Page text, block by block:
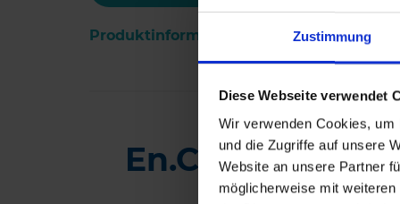
Zustimmung
Diese Webseite verwendet
Wir verwenden Cookies,
und die Zugriffe auf unsere
Website an unsere Partner
möglicherweise mit
Produktinformationen
En.Cover -